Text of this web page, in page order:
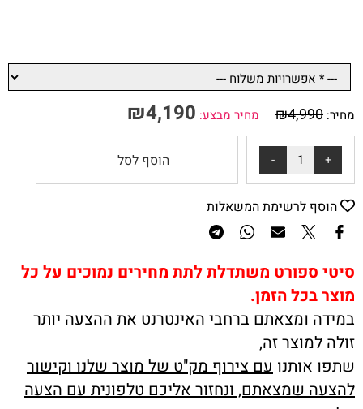
מחיר: ₪4,990 מחיר מבצע: ₪4,190
הוסף לסל
הוסף לרשימת המשאלות
סיטי ספורט משתדלת לתת מחירים נמוכים על כל
מוצר בכל הזמן.
במידה ומצאתם ברחבי האינטרנט את ההצעה יותר
זולה למוצר זה,
שתפו אותנו עם צירוף מק"ט של מוצר שלנו וקישור
להצעה שמצאתם, ונחזור אליכם טלפונית עם הצעה